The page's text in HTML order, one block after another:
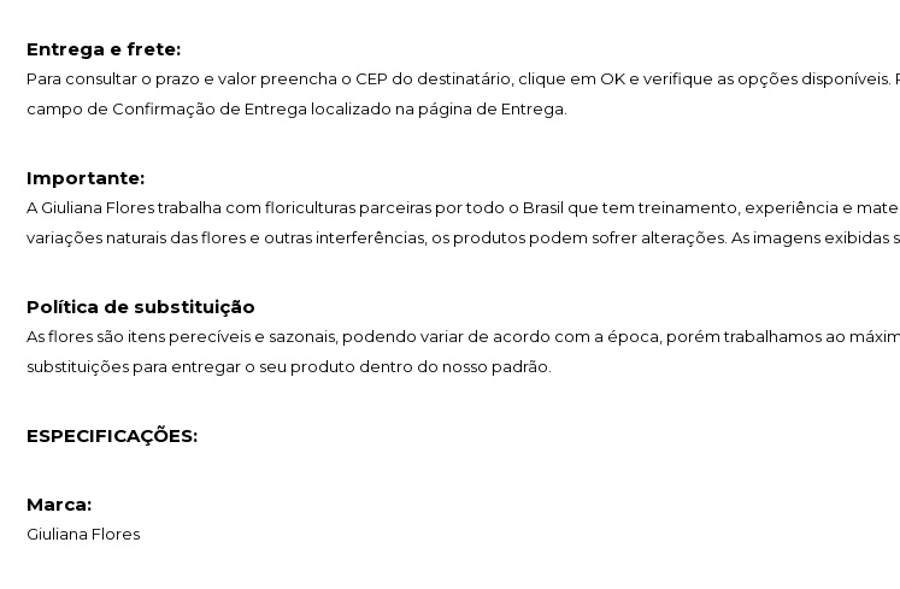
Entrega e frete:
Para consultar o prazo e valor preencha o CEP do destinatário, clique em OK e verifique as opções
campo de Confirmação de Entrega localizado na página de Entrega.
Importante:
A Giuliana Flores trabalha com floriculturas parceiras por todo o Brasil que tem treinamento, experiência e
variações naturais das flores e outras interferências, os produtos podem sofrer alterações. As imagens exibidas
Política de substituição
As flores são itens perecíveis e sazonais, podendo variar de acordo com a época, porém trabalhamos ao
substituições para entregar o seu produto dentro do nosso padrão.
ESPECIFICAÇÕES:
Marca:
Giuliana Flores